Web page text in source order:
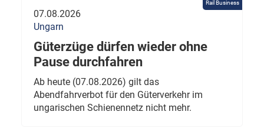
Rail Business
07.08.2026
Ungarn
Güterzüge dürfen wieder ohne
Pause durchfahren
Ab heute (07.08.2026) gilt das
Abendfahrverbot für den Güterverkehr im
ungarischen Schienennetz nicht mehr.